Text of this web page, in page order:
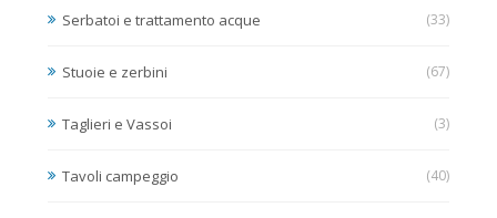
Serbatoi e trattamento acque (33)
Stuoie e zerbini (67)
Taglieri e Vassoi (3)
Tavoli campeggio (40)